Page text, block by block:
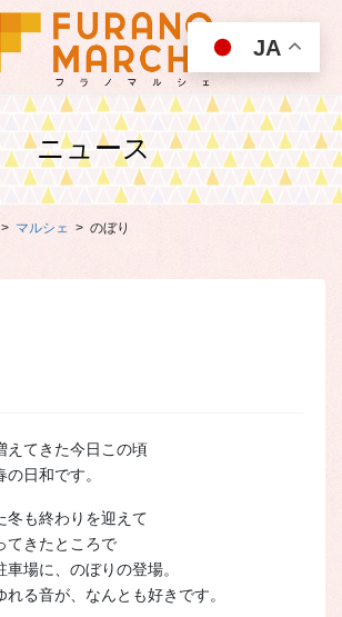
ニュース
マルシェ のぼり
えてきた今日この頃
日和です。
冬も終わりを迎えて
てきたところで
場に、のぼりの登場。
る音が、なんとも好きです。
JA